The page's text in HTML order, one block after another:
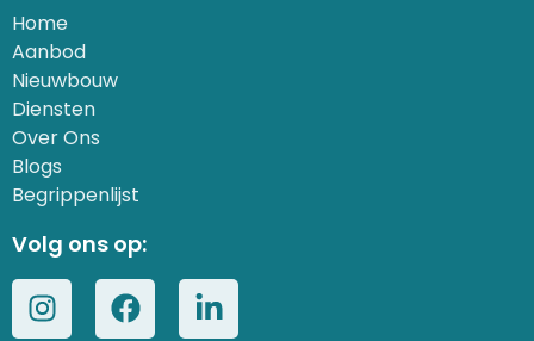
Home
Aanbod
Nieuwbouw
Diensten
Over Ons
Blogs
Begrippenlijst
Volg ons op: